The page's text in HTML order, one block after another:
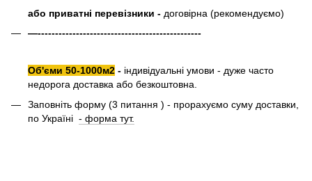
або приватні перевізники - договірна (рекомендуємо)
—-----------------------------------------------
Об'єми 50-1000м2 - індивідуальні умови - дуже часто
недорога доставка або безкоштовна.
Заповніть форму (3 питання ) - прорахуємо суму доставки,
по Україні - форма тут.